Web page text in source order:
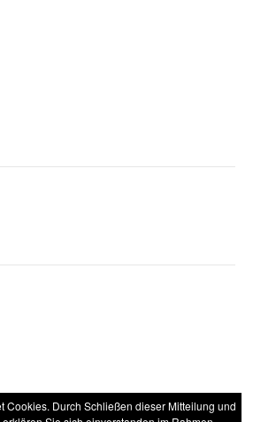
Cookies. Durch Schließen dieser Mitteilung und